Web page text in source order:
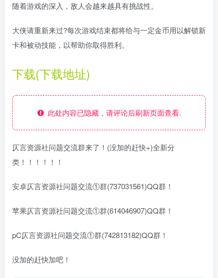
随着游戏的深入，敌人会越来越具有挑战性。
大侠请重新来过?每次游戏结束都将给与一定金币用以解锁新
卡和被动技能，以帮助你取得胜利。
下载(下载地址)
此处内容已隐藏，请评论后刷新页面查看.
仄言资源社问题交流群来了！(没加的赶快+)全新分
类！！！！！！
安卓仄言资源社问题交流①群(737031561)QQ群！
苹果仄言资源社问题交流①群(614046907)QQ群！
pC仄言资源社问题交流①群(742813182)QQ群！
没加的赶快加吧！